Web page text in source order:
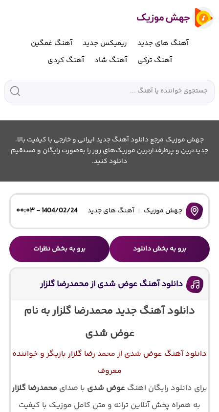
آهنگ های جدید ریمیکس جدید
آهنگ غمگین
آهنگ ترکی
آهنگ شاد آهنگ کردی
جهش موزیک مرجع دانلود آهنگ جدید ایرانی و خارجی با کیفیت بالا.
جدیدترین و پرطرفدارترین موزیک‌های روز را به‌صورت رایگان و مستقیم
دانلود کنید.
جهش موزیک آهنگ های جدید 1404/02/24 - ۰۰:۰۳
برو به بخش دانلود برو به بخش نظرات
دانلود آهنگ عوض شدی از محمدرضا گلزار
دانلود آهنگ جدید محمدرضا گلزار به نام
عوض شدی
دانلود آهنگ عوض شدی از محمد رضا گلزار بازیگر و خواننده
معروف
برای دانلود رایگان اهنگ عوض شدی با صدای محمدرضا گلزار
به همراه پخش آنلاین ترانه و متن کامل موزیک با کیفیت